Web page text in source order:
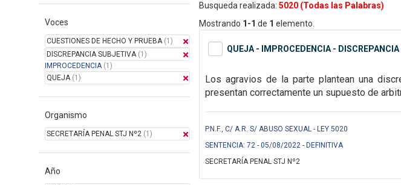
Voces
CUESTIONES DE HECHO Y PRUEBA(1)
DISCREPANCIA SUBJETIVA(1)
IMPROCEDENCIA(1)
QUEJA(1)
Organismo
SECRETARÍA PENAL STJ Nº2 (1)
Año
Busqueda realizada: 5020 (Todas las Palabras)
Mostrando 1-1 de 1 elemento.
QUEJA - IMPROCEDENCIA -
Los agravios de la parte planteanuna
presentan correctamente un supuesto de
P.N.F., C/ A.R. S/ ABUSO SEXUAL - LEY 5020
SENTENCIA: 72 - 05/08/2022 - DEFINITIVA
SECRETARÍA PENAL STJ Nº2